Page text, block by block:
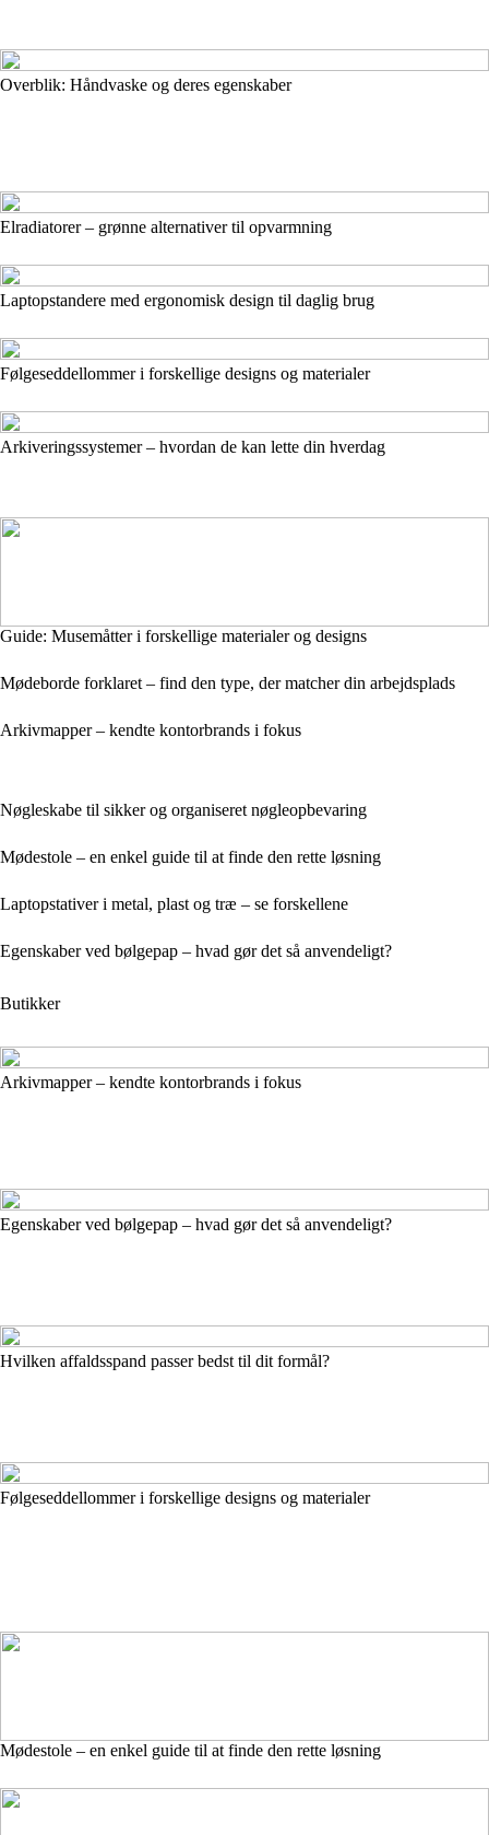
Overblik: Håndvaske og deres egenskaber
Elradiatorer – grønne alternativer til opvarmning
Laptopstandere med ergonomisk design til daglig brug
Følgeseddellommer i forskellige designs og materialer
Arkiveringssystemer – hvordan de kan lette din hverdag
Guide: Musemåtter i forskellige materialer og designs
Mødeborde forklaret – find den type, der matcher din arbejdsplads
Arkivmapper – kendte kontorbrands i fokus
Nøgleskabe til sikker og organiseret nøgleopbevaring
Mødestole – en enkel guide til at finde den rette løsning
Laptopstativer i metal, plast og træ – se forskellene
Egenskaber ved bølgepap – hvad gør det så anvendeligt?
Butikker
Arkivmapper – kendte kontorbrands i fokus
Egenskaber ved bølgepap – hvad gør det så anvendeligt?
Hvilken affaldsspand passer bedst til dit formål?
Følgeseddellommer i forskellige designs og materialer
Mødestole – en enkel guide til at finde den rette løsning